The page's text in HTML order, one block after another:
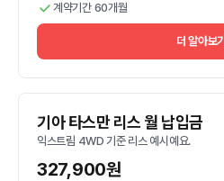
계약기간 60개월
더 알아보기
기아 타스만 리스 월 납입금
익스트림 4WD 기준 리스 예시예요.
327,900원